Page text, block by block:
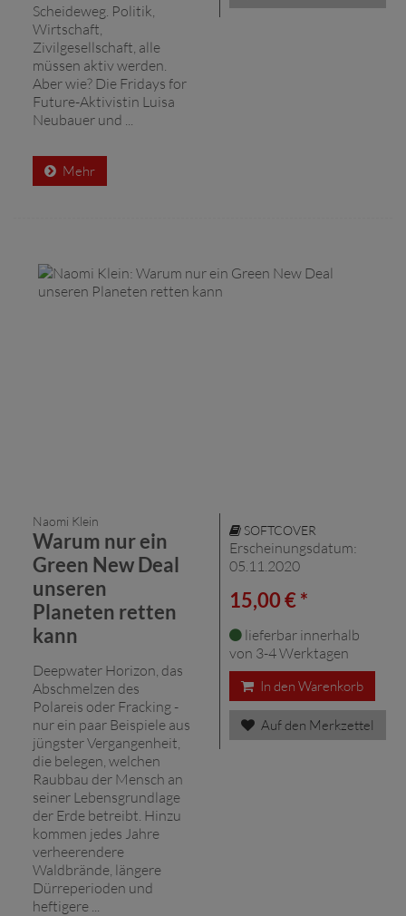
Scheideweg. Politik,
Wirtschaft,
Zivilgesellschaft, alle
müssen aktiv werden.
Aber wie? Die Fridays for
Future-Aktivistin Luisa
Neubauer und ...
Mehr
Naomi Klein
Warum nur ein
Green New Deal
unseren
Planeten retten
kann
Deepwater Horizon, das
Abschmelzen des
Polareis oder Fracking -
nur ein paar Beispiele aus
jüngster Vergangenheit,
die belegen, welchen
Raubbau der Mensch an
seiner Lebensgrundlage
der Erde betreibt. Hinzu
kommen jedes Jahre
verheerendere
Waldbrände, längere
Dürreperioden und
heftigere ...
SOFTCOVER
Erscheinungsdatum:
05.11.2020
15,00 € *
lieferbar innerhalb
von 3-4 Werktagen
In den Warenkorb
Auf den Merkzettel